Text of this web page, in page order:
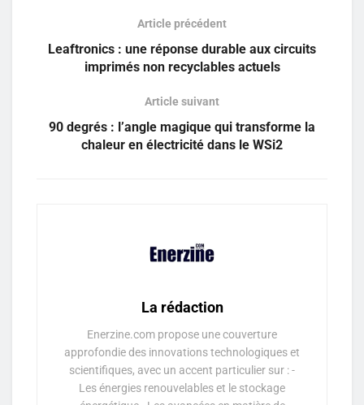
Article précédent
Leaftronics : une réponse durable aux circuits
imprimés non recyclables actuels
Article suivant
90 degrés : l’angle magique qui transforme la
chaleur en électricité dans le WSi2
La rédaction
Enerzine.com propose une couverture
approfondie des innovations technologiques et
scientifiques, avec un accent particulier sur : -
Les énergies renouvelables et le stockage